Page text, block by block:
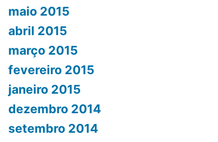
maio 2015
abril 2015
março 2015
fevereiro 2015
janeiro 2015
dezembro 2014
setembro 2014